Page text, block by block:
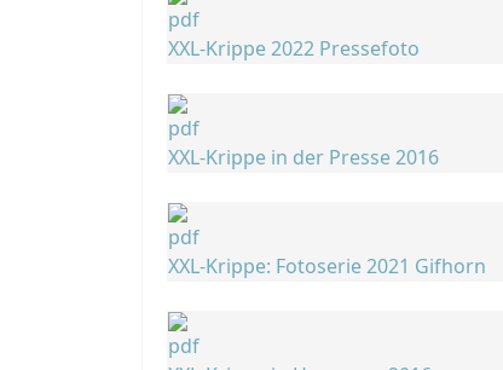
XXL-Krippe 2022 Pressefoto
XXL-Krippe in der Presse 2016
XXL-Krippe: Fotoserie 2021 Gifhorn